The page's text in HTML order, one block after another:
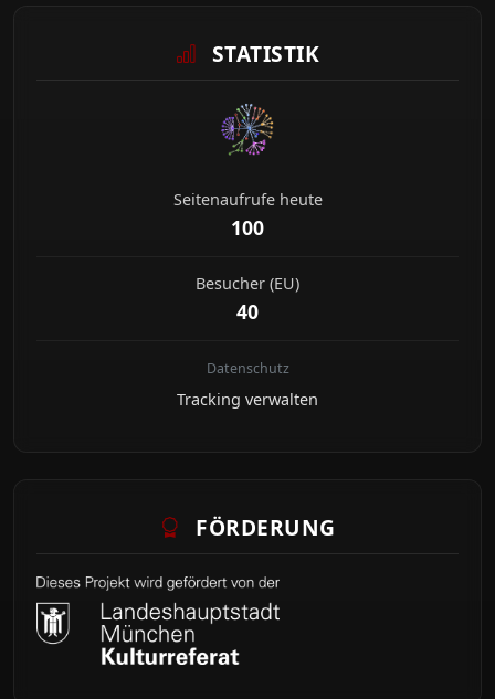
STATISTIK
Seitenaufrufe heute
100
Besucher (EU)
40
Datenschutz
Tracking verwalten
FÖRDERUNG